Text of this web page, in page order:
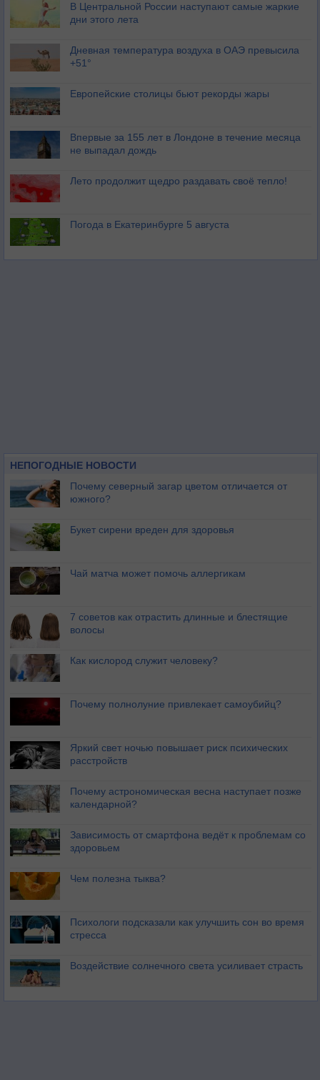
В Центральной России наступают самые жаркие
дни этого лета
Дневная температура воздуха в ОАЭ превысила
+51°
Европейские столицы бьют рекорды жары
Впервые за 155 лет в Лондоне в течение месяца
не выпадал дождь
Лето продолжит щедро раздавать своё тепло!
Погода в Екатеринбурге 5 августа
НЕПОГОДНЫЕ НОВОСТИ
Почему северный загар цветом отличается от
южного?
Букет сирени вреден для здоровья
Чай матча может помочь аллергикам
7 советов как отрастить длинные и блестящие
волосы
Как кислород служит человеку?
Почему полнолуние привлекает самоубийц?
Яркий свет ночью повышает риск психических
расстройств
Почему астрономическая весна наступает позже
календарной?
Зависимость от смартфона ведёт к проблемам со
здоровьем
Чем полезна тыква?
Психологи подсказали как улучшить сон во время
стресса
Воздействие солнечного света усиливает страсть